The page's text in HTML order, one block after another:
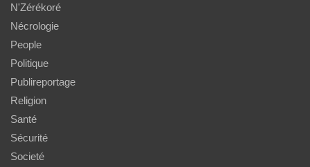
N'Zérékoré
Nécrologie
People
Politique
Publireportage
Religion
Santé
Sécurité
Societé